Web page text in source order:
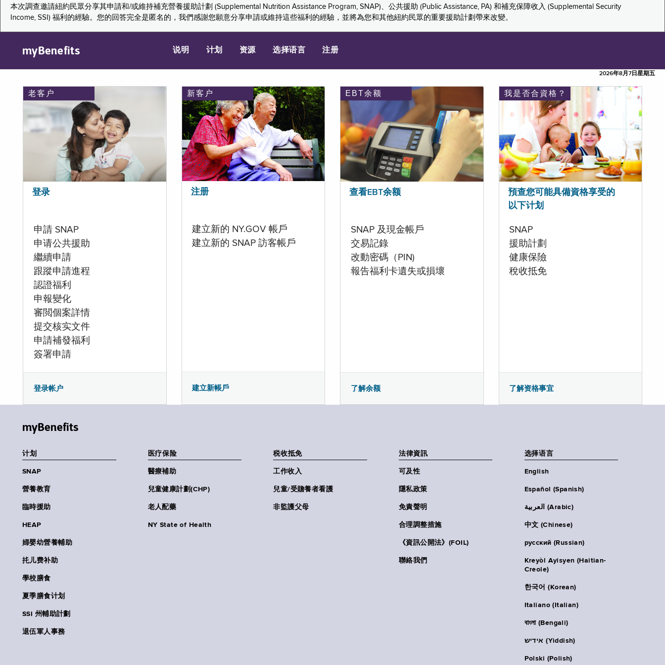
本次調查邀請紐約民眾分享其申請和/或維持補充營養援助計劃 (Supplemental Nutrition Assistance Program, SNAP)、公共援助 (Public Assistance, PA) 和補充保障收入 (Supplemental Security
Income, SSI) 福利的經驗。您的回答完全是匿名的，我們感謝您願意分享申請或維持這些福利的經驗，並將為您和其他紐約民眾的重要援助計劃帶來改變。
myBenefits 说明 计划 资源 选择语言 注册
2026年8月7日星期五
老客户
登录
申請 SNAP
申请公共援助
繼續申請
跟蹤申請進程
認證福利
申報變化
審閲個案詳情
提交核实文件
申請補發福利
簽署申請
登录帐户
新客户
注册
建立新的 NY.GOV 帳戶
建立新的 SNAP 訪客帳戶
建立新帳戶
EBT余额
查看EBT余额
SNAP 及現金帳戶
交易記錄
改動密碼（PIN)
報告福利卡遺失或損壞
了解余额
我是否合資格？
預查您可能具備資格享受的
以下计划
SNAP
援助計劃
健康保險
稅收抵免
了解资格事宜
myBenefits
计划
SNAP
營養教育
臨時援助
HEAP
婦嬰幼營養輔助
扥儿费补助
學校膳食
夏季膳食计划
SSI 州輔助計劃
退伍軍人事務
医疗保险
醫療補助
兒童健康計劃(CHP)
老人配藥
NY State of Health
税收抵免
工作收入
兒童/受贍養者看護
非監護父母
法律資訊
可及性
隱私政策
免責聲明
合理調整措施
《資訊公開法》(FOIL)
聯絡我們
选择语言
English
Español (Spanish)
العربية (Arabic)
中文 (Chinese)
русский (Russian)
Kreyòl Ayisyen (Haitian-
Creole)
한국어 (Korean)
Italiano (Italian)
বাংলা (Bengali)
אידיש (Yiddish)
Polski (Polish)